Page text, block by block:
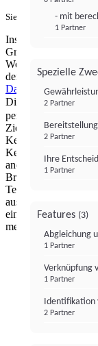
Sie haben ein PUR-
Institutional Money
Gründen die
Werbeplatz zur
der Verantwortung
Dienste nutzen wir
personalisierte
Kennungen (z. B.
Kennungen,
anderen
Technologien usw.)
ausgelesen werden,
eine App oder einer
mehrere der hier
- mit
1 Partner
Spezielle
2 Partner
2 Partner
Ihre
1 Partner
Features (3)
Abgleichung
1 Partner
Verknüpfung
1 Partner
Identifikation
2 Partner
Institutional